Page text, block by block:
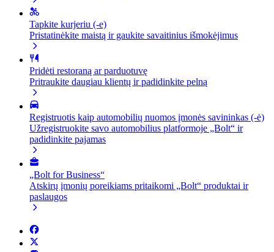
Tapkite kurjeriu (-e)
Pristatinėkite maistą ir gaukite savaitinius išmokėjimus
Pridėti restoraną ar parduotuvę
Pritraukite daugiau klientų ir padidinkite pelną
Registruotis kaip automobilių nuomos įmonės savininkas (-ė)
Užregistruokite savo automobilius platformoje „Bolt“ ir
padidinkite pajamas
„Bolt for Business“
Atskirų įmonių poreikiams pritaikomi „Bolt“ produktai ir
paslaugos